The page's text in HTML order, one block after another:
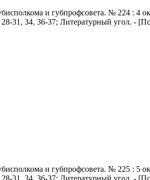
и губпрофсовета. № 224 : 4
31, 34, 36-37; Литературный угол.
и губпрофсовета. № 225 : 5
31, 34, 36-37; Литературный угол.